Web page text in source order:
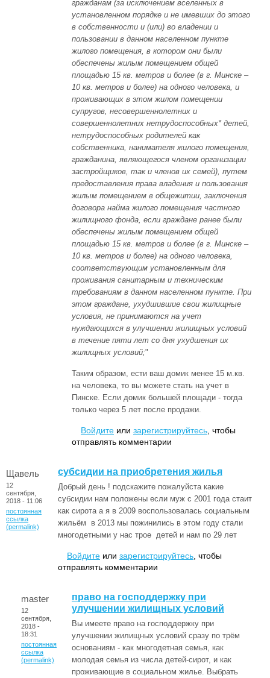
гражданам (за исключением вселенных в
установленном порядке и не имевших до этого
в собственности и (или) во владении и
пользовании в данном населенном пункте
жилого помещения, в котором они были
обеспечены жилым помещением общей
площадью 15 кв. метров и более (в г. Минске –
10 кв. метров и более) на одного человека, и
проживающих в этом жилом помещении
супругов, несовершеннолетних и
совершеннолетних нетрудоспособных* детей,
нетрудоспособных родителей как
собственника, нанимателя жилого помещения,
гражданина, являющегося членом организации
застройщиков, так и членов их семей), путем
предоставления права владения и пользования
жилым помещением в общежитии, заключения
договора найма жилого помещения частного
жилищного фонда, если граждане ранее были
обеспечены жилым помещением общей
площадью 15 кв. метров и более (в г. Минске –
10 кв. метров и более) на одного человека,
соответствующим установленным для
проживания санитарным и техническим
требованиям в данном населенном пункте. При
этом граждане, ухудшившие свои жилищные
условия, не принимаются на учет
нуждающихся в улучшении жилищных условий
в течение пяти лет со дня ухудшения их
жилищных условий;"
Таким образом, ести ваш домик менее 15 м.кв.
на человека, то вы можете стать на учет в
Пинске. Если домик большей площади - тогда
только через 5 лет после продажи.
Войдите или зарегистрируйтесь , чтобы
отправлять комментарии
Щавель
12
сентября,
2018 - 11:06
постоянная
ссылка
(permalink)
субсидии на приобретения жилья
Добрый день ! подскажите пожалуйста какие
субсидии нам положены если муж с 2001 года стаит
как сирота а я в 2009 воспользовалась социальным
жильём в 2013 мы пожинились в этом году стали
многодетными у нас трое детей и нам по 29 лет
Войдите или зарегистрируйтесь , чтобы
отправлять комментарии
master
12
сентября,
2018 -
18:31
постоянная
ссылка
(permalink)
право на господдержку при
улучшении жилищных условий
Вы имеете право на господдержку при
улучшении жилищных условий сразу по трём
основаниям - как многодетная семья, как
молодая семья из числа детей-сирот, и как
проживающие в социальном жилье. Выбрать